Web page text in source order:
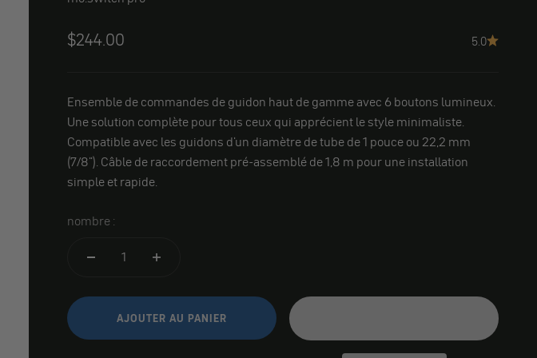
Angebot
$244.00 5.0
Ensemble de commandes de guidon haut de gamme avec 6 boutons lumineux.
Une solution complète pour tous ceux qui apprécient le style minimaliste.
Compatible avec les guidons d'un diamètre de tube de 1 pouce ou 22,2 mm
(7/8"). Câble de raccordement pré-assemblé de 1,8 m pour une installation
simple et rapide.
nombre :
AJOUTER AU PANIER